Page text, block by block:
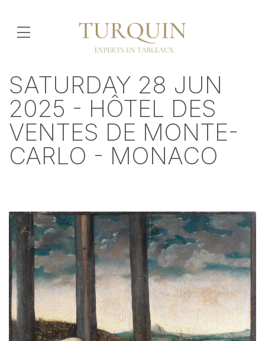
SATURDAY 28 JUN
2025 - HÔTEL DES
VENTES DE MONTE-
CARLO - MONACO